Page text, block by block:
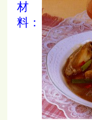
材
料：